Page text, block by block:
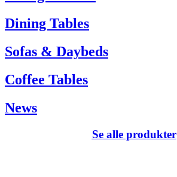
Dining Tables
Sofas & Daybeds
Coffee Tables
News
Se alle produkter